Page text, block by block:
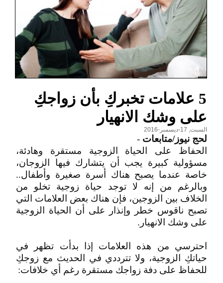
5 علامات تخبركِ بأن زواجكِ
على وشك الانهيار
السبت, 17-ديسمبر-2016
لحج نيوز/متابعات -
الحفاظ على الحياة الزوجية مستقرة وهادئة،
مسؤولية كبيرة يجب أن يتشارك فيها الزوجان،
خاصة عندما يصبح هناك أسرة صغيرة وأطفال..
وبالرغم من إنه لا توجد حياة زوجية تخلو من
الخلاف بين الزوجين، فإن هناك بعض العلامات التي
تصبح ناقوس خطر وإنذار على أن الحياة الزوجية
على وشك الانهيار.
احترسي من هذه العلامات إذا بدأت تظهر في
حياتكِ الزوجية، ولا تترددي في الحديث مع زوجكِ
للحفاظ على دفة زواجك مستقرة رغم أي خلافات: